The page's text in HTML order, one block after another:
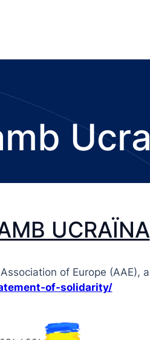
UCRAÏNA
of Europe (AAE),
of-solidarity/